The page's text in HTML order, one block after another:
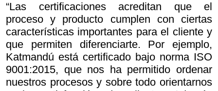
“Las certificaciones acreditan que el
proceso y producto cumplen con ciertas
características importantes para el cliente y
que permiten diferenciarte. Por ejemplo,
Katmandú está certificado bajo norma ISO
9001:2015, que nos ha permitido ordenar
nuestros procesos y sobre todo orientarnos